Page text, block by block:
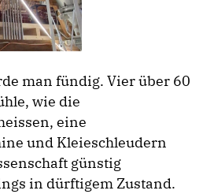
man fündig. Vier über 60
wie die
eine
und Kleieschleudern
günstig
in dürftigem Zustand.